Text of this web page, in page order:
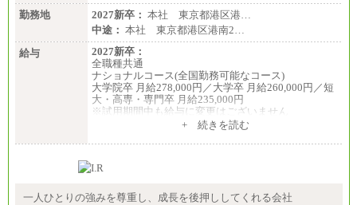
勤務地
2027新卒： 本社 東京都港区港…
中途： 本社 東京都港区港南2…
給与
2027新卒：
全職種共通
ナショナルコース(全国勤務可能なコース)
大学院卒 月給278,000円／大学卒 月給260,000円／短
大・高専・専門卒 月給235,000円
※試用期間中も給与に変更はございません
大学院卒 月給264,000円／大学卒 月給250,000円／短
※試用期間中も給与に変更はございません
月給：250,000円～400,000円
+ 続きを読む
一人ひとりの強みを尊重し、成長を後押ししてくれる会社